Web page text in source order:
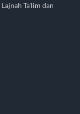
Lajnah Ta’lim dan